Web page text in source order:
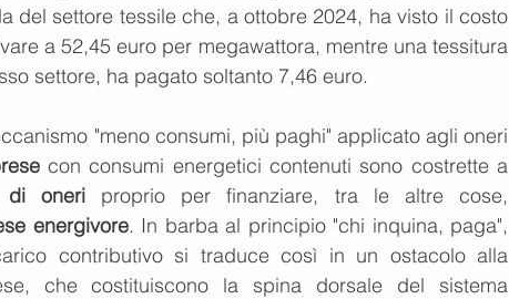
del settore tessile che, a ottobre 2024, ha visto il costo
a 52,45 euro per megawattora, mentre una tessitura
settore, ha pagato soltanto 7,46 euro.
"meno consumi, più paghi" applicato agli oneri
con consumi energetici contenuti sono costrette a
di oneri proprio per finanziare, tra le altre cose,
energivore. In barba al principio "chi inquina, paga",
contributivo si traduce così in un ostacolo alla
che costituiscono la spina dorsale del sistema